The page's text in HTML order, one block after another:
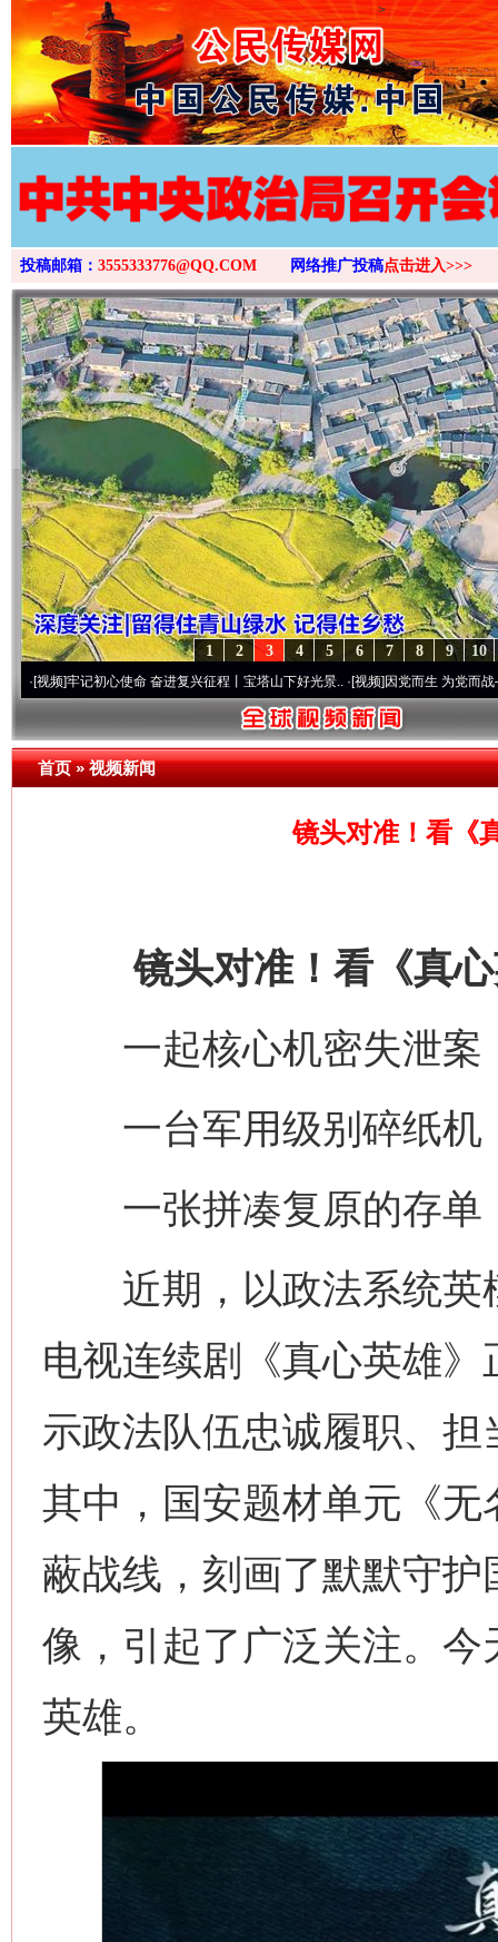
>
投稿邮箱： 3555333776@QQ.COM 网络推广投稿点击进入>>>
10
9
8
7
6
5
4
3
2
1
初心使命 奋进复兴征程丨宝塔山下好光景..·[视频]因党而生 为党而战——百年“纪”
首页»视频新闻
镜头对准！看《
镜头对准！看《真心
一起核心机密失泄案
一台军用级别碎纸机
一张拼凑复原的存单
近期，以政法系统英
电视连续剧《真心英雄
示政法队伍忠诚履职、
其中，国安题材单元《
蔽战线，刻画了默默守
像，引起了广泛关注。
英雄。